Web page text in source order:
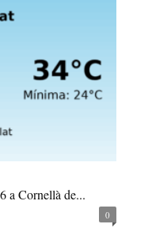
a Cornellà de...
0